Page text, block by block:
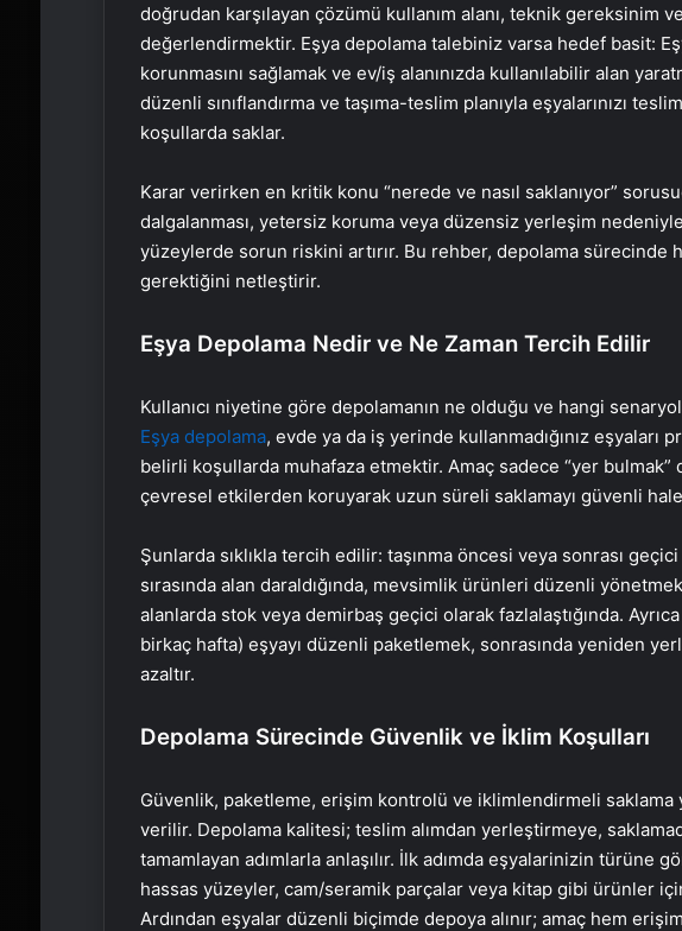
doğrudan karşılayan çözümü kullanım alanı, teknik gereksinim
değerlendirmektir. Eşya depolama talebiniz varsa hedef basit:
korunmasını sağlamak ve ev/iş alanınızda kullanılabilir alan
düzenli sınıflandırma ve taşıma-teslim planıyla eşyalarınızı
koşullarda saklar.
Karar verirken en kritik konu “nerede ve nasıl saklanıyor”
dalgalanması, yetersiz koruma veya düzensiz yerleşim
yüzeylerde sorun riskini artırır. Bu rehber, depolama
gerektiğini netleştirir.
Eşya Depolama Nedir ve Ne Zaman Tercih Edilir
Kullanıcı niyetine göre depolamanın ne olduğu ve hangi
Eşya depolama, evde ya da iş yerinde kullanmadığınız eşyaları
belirli koşullarda muhafaza etmektir. Amaç sadece “yer bulmak”
çevresel etkilerden koruyarak uzun süreli saklamayı güvenli
Şunlarda sıklıkla tercih edilir: taşınma öncesi veya sonrası
sırasında alan daraldığında, mevsimlik ürünleri düzenli
alanlarda stok veya demirbaş geçici olarak fazlalaştığında.
birkaç hafta) eşyayı düzenli paketlemek, sonrasında yeniden
azaltır.
Depolama Sürecinde Güvenlik ve İklim Koşulları
Güvenlik, paketleme, erişim kontrolü ve iklimlendirmeli saklama
verilir. Depolama kalitesi; teslim alımdan yerleştirmeye,
tamamlayan adımlarla anlaşılır. İlk adımda eşyalarinizin türüne
hassas yüzeyler, cam/seramik parçalar veya kitap gibi ürünler
Ardından eşyalar düzenli biçimde depoya alınır; amaç hem